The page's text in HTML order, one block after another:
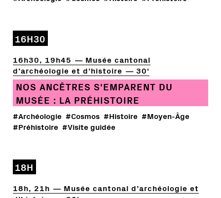
16H30
16h30, 19h45
Musée cantonal
d’archéologie et d’histoire
30'
NOS ANCÊTRES S'EMPARENT DU
MUSÉE : LA PRÉHISTOIRE
#Archéologie #Cosmos #Histoire #Moyen-Âge
#Préhistoire #Visite guidée
18H
18h, 21h
Musée cantonal d’archéologie et